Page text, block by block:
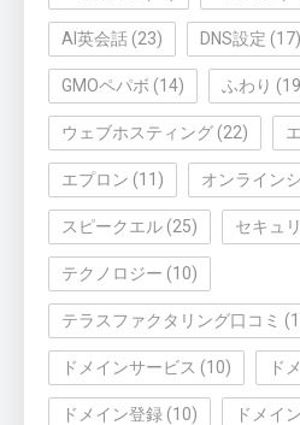
AI英会話 (23) DNS設定 (17)
GMOペパボ (14) ふわり
ウェブホスティング (22)
エプロン (11) オンライン
スピークエル (25) セキュ
テクノロジー (10)
テラスファクタリング口コミ
ドメインサービス (10) ド
ドメイン登録 (10) ドメイ